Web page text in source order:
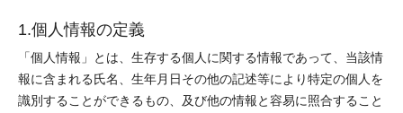
1.個人情報の定義
「個人情報」とは、生存する個人に関する情報であって、当該情
報に含まれる氏名、生年月日その他の記述等により特定の個人を
識別することができるもの、及び他の情報と容易に照合すること